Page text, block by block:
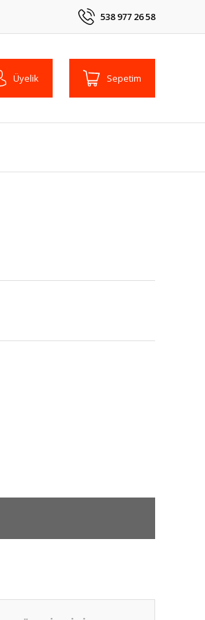
538 977 26 58
Üyelik Sepetim